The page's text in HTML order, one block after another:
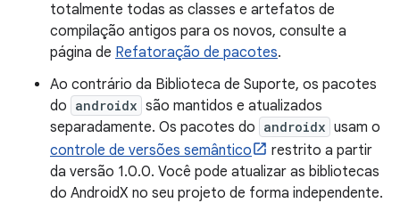
totalmente todas as classes e artefatos de
compilação antigos para os novos, consulte a
página de Refatoração de pacotes.
Ao contrário da Biblioteca de Suporte, os pacotes
do androidx são mantidos e atualizados
separadamente. Os pacotes do androidx usam o
controle de versões semântico
restrito a partir
da versão 1.0.0. Você pode atualizar as bibliotecas
do AndroidX no seu projeto de forma independente.